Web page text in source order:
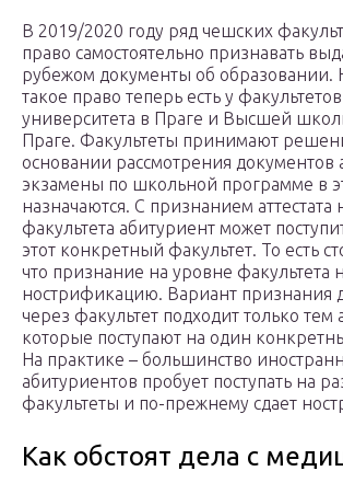
В 2019/2020 году ряд чешских
право самостоятельно признавать
рубежом документы об образовании.
такое право теперь есть у
университета в Праге и Высшей
Праге. Факультеты принимают
основании рассмотрения документов
экзамены по школьной программе в
назначаются. С признанием аттестата
факультета абитуриент может
этот конкретный факультет. То есть
что признание на уровне факультета
нострификацию. Вариант признания
через факультет подходит только тем
которые поступают на один
На практике – большинство
абитуриентов пробует поступать на
факультеты и по-прежнему сдает
Как обстоят дела с